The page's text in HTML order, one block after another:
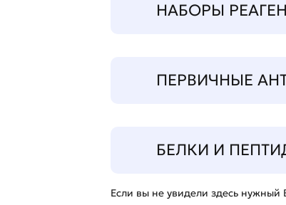
НАБОРЫ
ПЕРВИЧНЫЕ
БЕЛКИ И
Если вы не увидели здесь нужный